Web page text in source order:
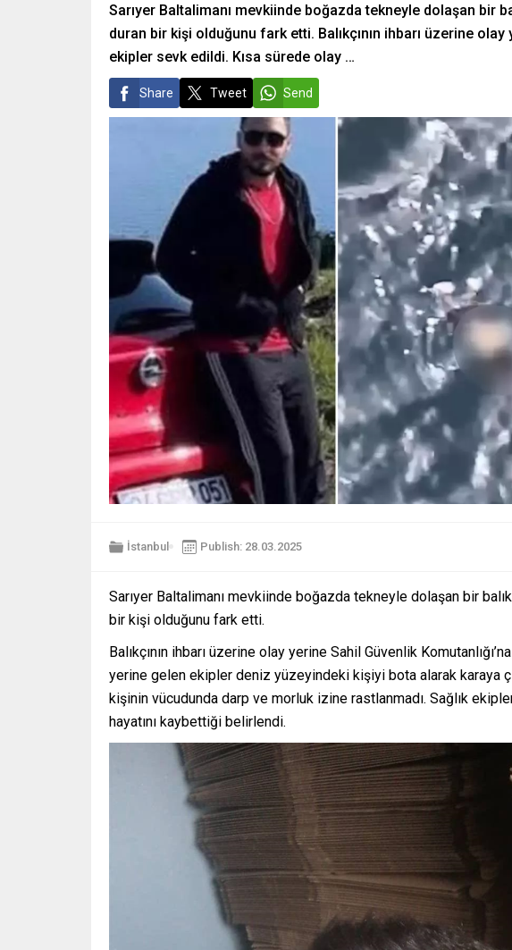
Sarıyer Baltalimanı mevkiinde boğazda tekneyle dolaşan bir
duran bir kişi olduğunu fark etti. Balıkçının ihbarı üzerine olay
ekipler sevk edildi. Kısa sürede olay …
Share Tweet Send
İstanbul Publish: 28.03.2025
Sarıyer Baltalimanı mevkiinde boğazda tekneyle dolaşan bir
bir kişi olduğunu fark etti.
Balıkçının ihbarı üzerine olay yerine Sahil Güvenlik
yerine gelen ekipler deniz yüzeyindeki kişiyi bota alarak karaya
kişinin vücudunda darp ve morluk izine rastlanmadı. Sağlık
hayatını kaybettiği belirlendi.